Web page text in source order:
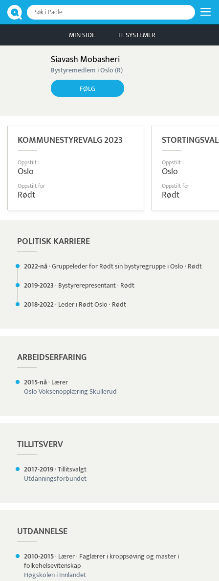
Søk i Paqle
MIN SIDE IT-SYSTEMER
Siavash Mobasheri
Bystyremedlem i Oslo (R)
FØLG
KOMMUNESTYREVALG 2023
Oppstilt i
Oslo
Oppstilt for
Rødt
Oppstilt i
Oslo
Oppstilt for
Rødt
POLITISK KARRIERE
2022-nå·Gruppeleder for Rødt sin bystyregruppe i Oslo· Rødt
2019-2023· Bystyrerepresentant· Rødt
2018-2022· Leder i Rødt Oslo· Rødt
ARBEIDSERFARING
2015-nå· Lærer
Oslo Voksenopplæring Skullerud
TILLITSVERV
2017-2019·Tillitsvalgt
Utdanningsforbundet
UTDANNELSE
2010-2015· Lærer· Faglærer i kroppsøving og master i
folkehelsevitenskap
Høgskolen i Innlandet